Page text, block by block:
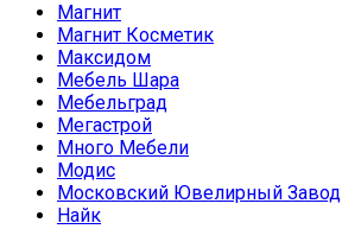
Магнит
Магнит Косметик
Максидом
Мебель Шара
Мебельград
Мегастрой
Много Мебели
Модис
Московский Ювелирный Завод
Найк